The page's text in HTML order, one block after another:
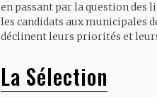
en passant par la question des
les candidats aux municipales
déclinent leurs priorités et
La Sélection